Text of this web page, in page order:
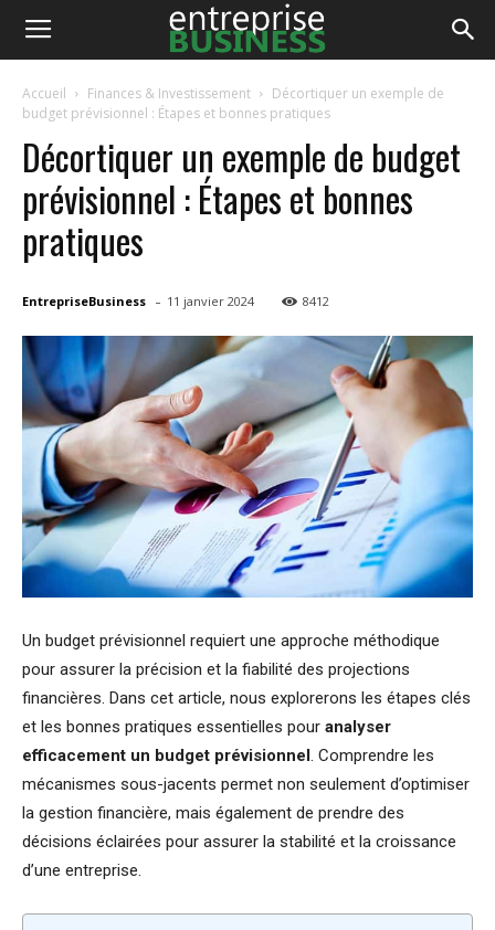
EntrepriseBusiness
Accueil Finances & Investissement
Décortiquer un exemple de
budget prévisionnel : Étapes et bonnes pratiques
Décortiquer un exemple de budget
prévisionnel : Étapes et bonnes
pratiques
EntrepriseBusiness - 11 janvier 2024 8412
Un budget prévisionnel requiert une approche méthodique
pour assurer la précision et la fiabilité des projections
financières. Dans cet article, nous explorerons les étapes clés
et les bonnes pratiques essentielles pour analyser
efficacement un budget prévisionnel . Comprendre les
mécanismes sous-jacents permet non seulement d’optimiser
la gestion financière, mais également de prendre des
décisions éclairées pour assurer la stabilité et la croissance
d’une entreprise.